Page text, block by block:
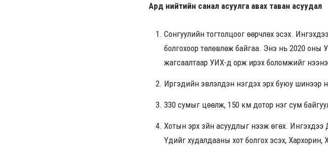
Ард нийтийн санал асуулга авах таван асуудал
Сонгуулийн тогтолцоог өөрчлөх эсэх.
болгохоор төлөвлөж байгаа. Энэ нь 2020 оны
жагсаалтаар УИХ-д орж ирэх боломжийг
Иргэдийн эвлэлдэн нэгдэх эрх буюу шинээр нам
330 сумыг цөөлж, 150 км дотор нэг сум
Хотын эрх зүйн асуудлыг нээж өгөх.
Үүдийг худалдааны хот болгох эсэх,